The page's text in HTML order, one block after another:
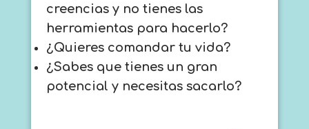
creencias y no tienes las
herramientas para hacerlo?
¿Quieres comandar tu vida?
¿Sabes que tienes un gran
potencial y necesitas sacarlo?